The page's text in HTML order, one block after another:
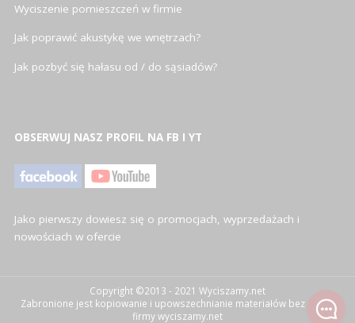
Wyciszenie pomieszczeń w firmie
Jak poprawić akustykę we wnętrzach?
Jak pozbyć się hałasu od / do sąsiadów?
OBSERWUJ NASZ PROFIL NA FB I YT
Jako pierwszy dowiesz się o promocjach, wyprzedażach i
nowościach w ofercie
Copyright ©2013 - 2021 Wyciszamy.net
Zabronione jest kopiowanie i upowszechnianie materiałów bez zgody
firmy wyciszamy.net